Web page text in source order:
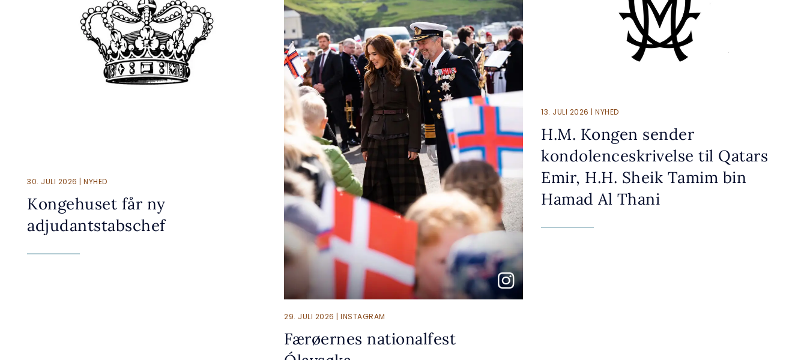
30. JULI 2026 | NYHED
Kongehuset får ny
adjudantstabschef
29. JULI 2026 | INSTAGRAM
Færøernes nationalfest
13. JULI 2026 | NYHED
H.M. Kongen sender
kondolenceskrivelse til Qatars
Emir, H.H. Sheik Tamim bin
Hamad Al Thani